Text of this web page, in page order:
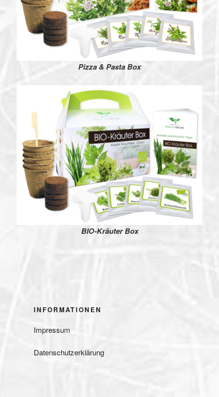
Pizza & Pasta Box
BIO-Kräuter Box
INFORMATIONEN
Impressum
Datenschutzerklärung